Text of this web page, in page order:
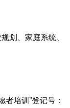
划、家庭系统、
培训”登记号：